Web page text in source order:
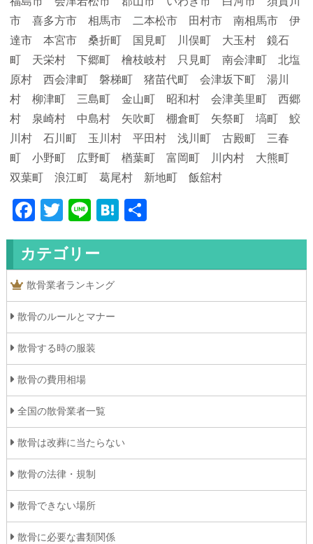
市 喜多方市 相馬市 二本松市 田村市 南相馬市 伊
達市 本宮市 桑折町 国見町 川俣町 大玉村 鏡石
町 天栄村 下郷町 檜枝岐村 只見町 南会津町 北塩
原村 西会津町 磐梯町 猪苗代町 会津坂下町 湯川
村 柳津町 三島町 金山町 昭和村 会津美里町 西郷
村 泉崎村 中島村 矢吹町 棚倉町 矢祭町 塙町 鮫
川村 石川町 玉川村 平田村 浅川町 古殿町 三春
町 小野町 広野町 楢葉町 富岡町 川内村 大熊町
双葉町 浪江町 葛尾村 新地町 飯舘村
Facebook
Twitter
LineHatena
カテゴリー
散骨業者ランキング
散骨のルールとマナー
散骨する時の服装
散骨の費用相場
全国の散骨業者一覧
散骨は改葬に当たらない
散骨の法律・規制
散骨できない場所
散骨に必要な書類関係